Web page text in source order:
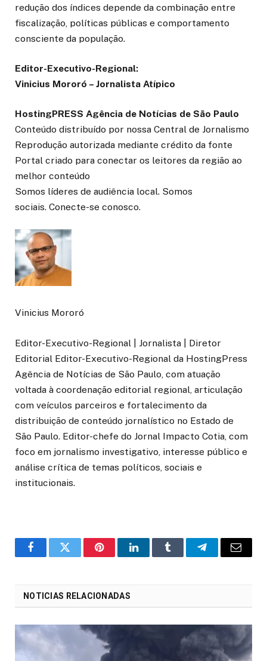
redução dos índices depende da combinação entre
fiscalização, políticas públicas e comportamento
consciente da população.
Editor-Executivo-Regional:
Vinicius Mororó – Jornalista Atípico
HostingPRESS Agência de Notícias de São Paulo
Conteúdo distribuído por nossa Central de Jornalismo
Reprodução autorizada mediante crédito da fonte
Portal criado para conectar os leitores da região ao
melhor conteúdo
Somos líderes de audiência local. Somos
sociais. Conecte-se conosco.
Vinicius Mororó
Editor-Executivo-Regional | Jornalista | Diretor
Editorial Editor-Executivo-Regional da HostingPress
Agência de Notícias de São Paulo, com atuação
voltada à coordenação editorial regional, articulação
com veículos parceiros e fortalecimento da
distribuição de conteúdo jornalístico no Estado de
São Paulo. Editor-chefe do Jornal Impacto Cotia, com
foco em jornalismo investigativo, interesse público e
análise crítica de temas políticos, sociais e
institucionais.
o
Twitter PinterestLinkedInTumblr Telegrama
E-
NOTICIAS RELACIONADAS